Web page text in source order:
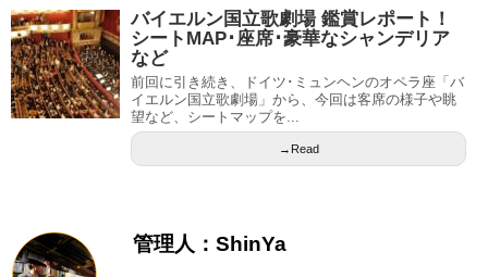
バイエルン国立歌劇場 鑑賞レポート！
シートMAP･座席･豪華なシャンデリア
など
前回に引き続き、ドイツ･ミュンヘンのオペラ座「バ
イエルン国立歌劇場」から、今回は客席の様子や眺
望など、シートマップを...
→Read
管理人：ShinYa